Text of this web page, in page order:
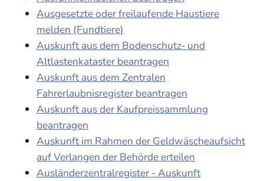
Ausgesetzte oder freilaufende Haustiere
melden (Fundtiere)
Auskunft aus dem Bodenschutz- und
Altlastenkataster beantragen
Auskunft aus dem Zentralen
Fahrerlaubnisregister beantragen
Auskunft aus der Kaufpreissammlung
beantragen
Auskunft im Rahmen der Geldwäscheaufsicht
auf Verlangen der Behörde erteilen
Ausländerzentralregister - Auskunft